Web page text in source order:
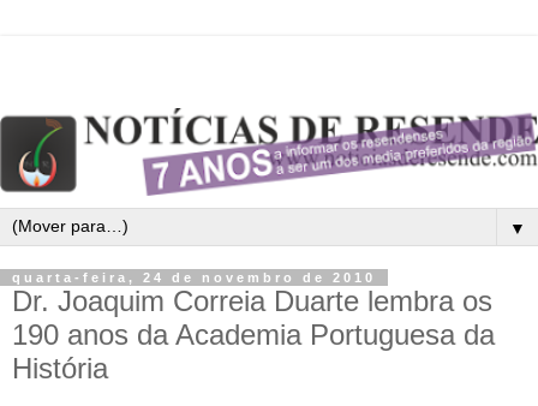
▼
quarta-feira, 24 de novembro de 2010
Dr. Joaquim Correia Duarte lembra os
190 anos da Academia Portuguesa da
História